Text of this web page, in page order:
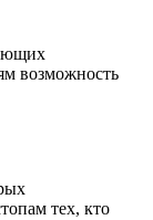
возможность
тех, кто